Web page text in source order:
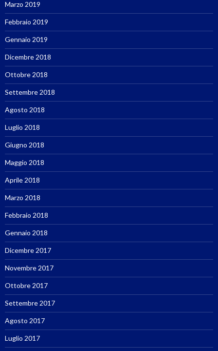
Marzo 2019
Febbraio 2019
Gennaio 2019
Dicembre 2018
Ottobre 2018
Settembre 2018
Agosto 2018
Luglio 2018
Giugno 2018
Maggio 2018
Aprile 2018
Marzo 2018
Febbraio 2018
Gennaio 2018
Dicembre 2017
Novembre 2017
Ottobre 2017
Settembre 2017
Agosto 2017
Luglio 2017